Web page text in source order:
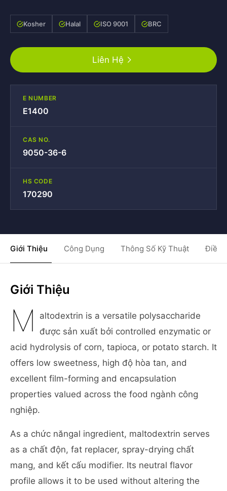
Kosher Halal ISO 9001 BRC
Liên Hệ
E NUMBER
E1400
CAS NO.
9050-36-6
HS CODE
170290
Giới Thiệu Công Dụng Thông Số Kỹ Thuật Điều
Giới Thiệu
M
altodextrin is a versatile polysaccharide
được sản xuất bởi controlled enzymatic or
acid hydrolysis of corn, tapioca, or potato starch. It
offers low sweetness, high độ hòa tan, and
excellent film-forming and encapsulation
properties valued across the food ngành công
nghiệp.
As a chức năngal ingredient, maltodextrin serves
as a chất độn, fat replacer, spray-drying chất
mang, and kết cấu modifier. Its neutral flavor
profile allows it to be used without altering the